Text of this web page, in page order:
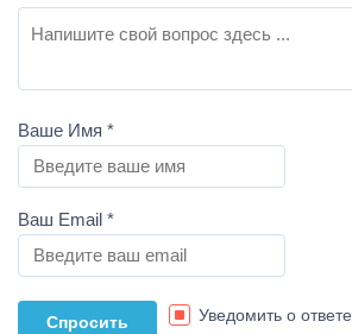
Ваше Имя *
Ваш Email *
Уведомить о ответе.